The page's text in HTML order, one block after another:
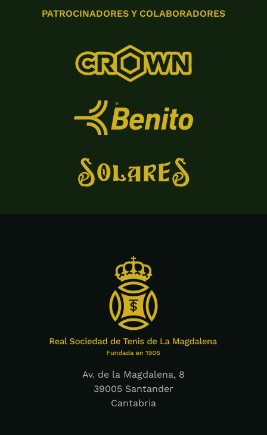
PATROCINADORES Y COLABORADORES
Av. de la Magdalena, 8
39005 Santander
Cantabria